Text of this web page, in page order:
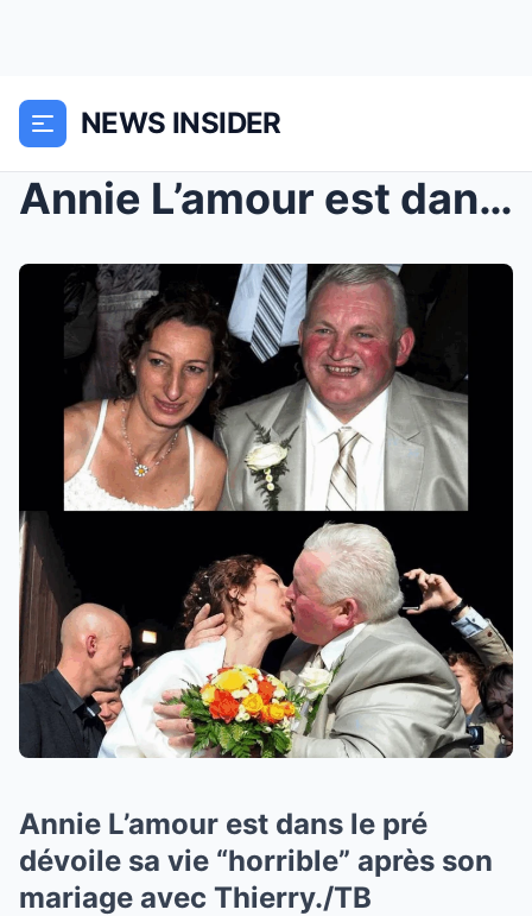
NEWS INSIDER
Annie L’amour est dans le pré dévoile sa vie “horr...
Annie L’amour est dans le pré
dévoile sa vie “horrible” après son
mariage avec Thierry./TB